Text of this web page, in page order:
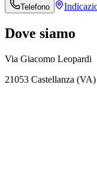
Telefono
Dove siamo
Via Giacomo Leopardi
21053 Castellanza (VA)